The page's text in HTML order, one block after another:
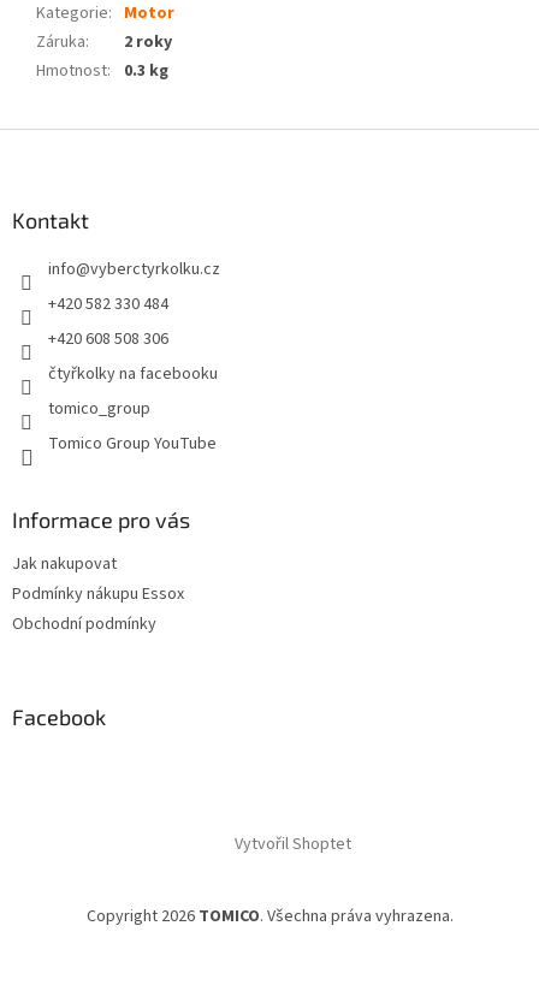
Kategorie: Motor
Záruka:
2 roky
Hmotnost: 0.3 kg
Kontakt
info@vyberctyrkolku.cz
+420 582 330 484
+420 608 508 306
čtyřkolky na facebooku
tomico_group
Tomico Group YouTube
Informace pro vás
Jak nakupovat
Podmínky nákupu Essox
Obchodní podmínky
Facebook
Vytvořil Shoptet
Copyright 2026 TOMICO. Všechna práva vyhrazena.